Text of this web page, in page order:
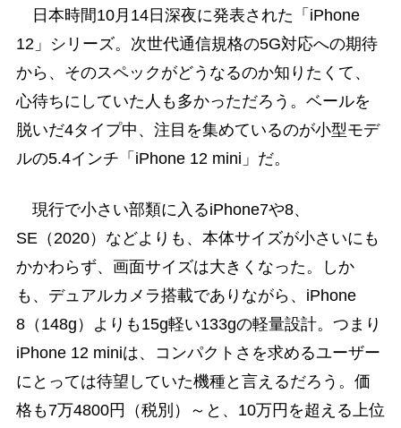
日本時間10月14日深夜に発表された「iPhone
12」シリーズ。次世代通信規格の5G対応への期待
から、そのスペックがどうなるのか知りたくて、
心待ちにしていた人も多かっただろう。ベールを
脱いだ4タイプ中、注目を集めているのが小型モデ
ルの5.4インチ「iPhone 12 mini」だ。
現行で小さい部類に入るiPhone7や8、
SE（2020）などよりも、本体サイズが小さいにも
かかわらず、画面サイズは大きくなった。しか
も、デュアルカメラ搭載でありながら、iPhone
8（148g）よりも15g軽い133gの軽量設計。つまり
iPhone 12 miniは、コンパクトさを求めるユーザー
にとっては待望していた機種と言えるだろう。価
格も7万4800円（税別）～と、10万円を超える上位